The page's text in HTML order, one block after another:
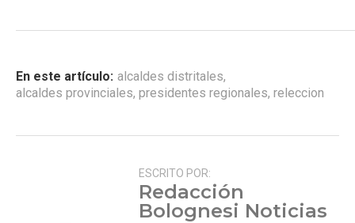
En este artículo: alcaldes distritales,
alcaldes provinciales, presidentes regionales, releccion
ESCRITO POR:
Redacción
Bolognesi Noticias